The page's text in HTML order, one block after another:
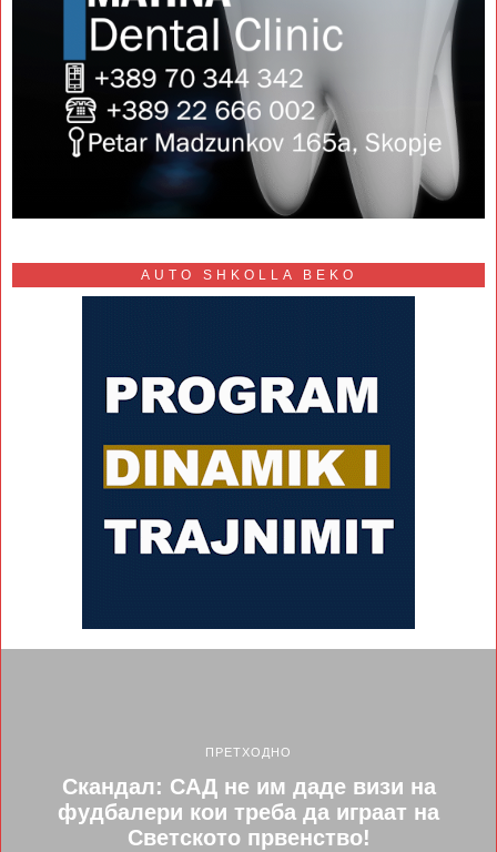
AUTO SHKOLLA BEKO
ПРЕТХОДНО
Скандал: САД не им даде визи на
фудбалери кои треба да играат на
Светското првенство!